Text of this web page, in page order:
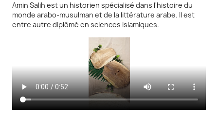
Amin Salih est un historien spécialisé dans l'histoire du
monde arabo-musulman et de la littérature arabe. Il est
entre autre diplômé en sciences islamiques.